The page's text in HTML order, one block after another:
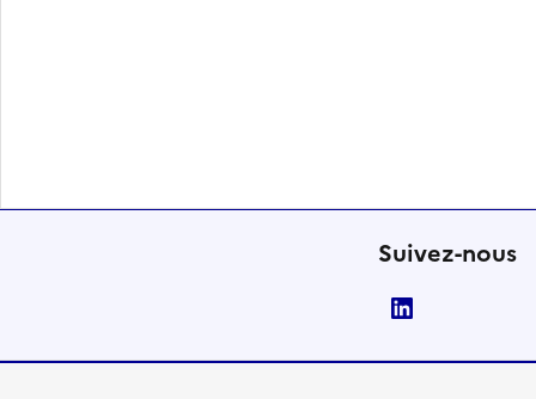
Suivez-nous